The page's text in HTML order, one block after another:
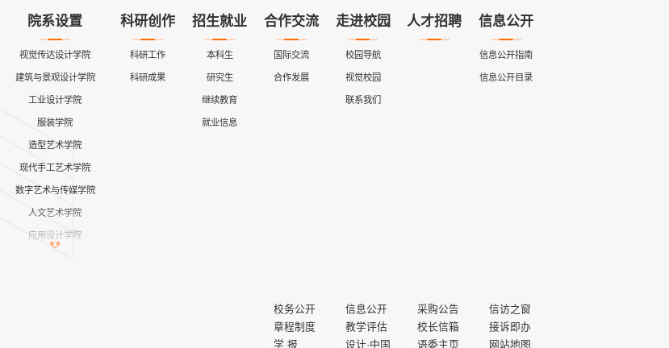
院系设置
视觉传达设计学院
建筑与景观设计学院
工业设计学院
服装学院
造型艺术学院
现代手工艺术学院
数字艺术与传媒学院
人文艺术学院
应用设计学院
科研创作
科研工作
科研成果
招生就业
本科生
研究生
继续教育
就业信息
合作交流
国际交流
合作发展
走进校园
校园导航
视觉校园
联系我们
人才招聘 信息公开
信息公开指南
信息公开目录
校务公开 信息公开 采购公告
信访之窗
章程制度
教学评估 校长信箱
接诉即办
学 报
设计·中国 语委主页 网站地图